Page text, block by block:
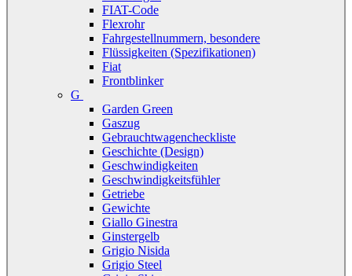
FIAT-Code
Flexrohr
Fahrgestellnummern, besondere
Flüssigkeiten (Spezifikationen)
Fiat
Frontblinker
G
Garden Green
Gaszug
Gebrauchtwagencheckliste
Geschichte (Design)
Geschwindigkeiten
Geschwindigkeitsfühler
Getriebe
Gewichte
Giallo Ginestra
Ginstergelb
Grigio Nisida
Grigio Steel